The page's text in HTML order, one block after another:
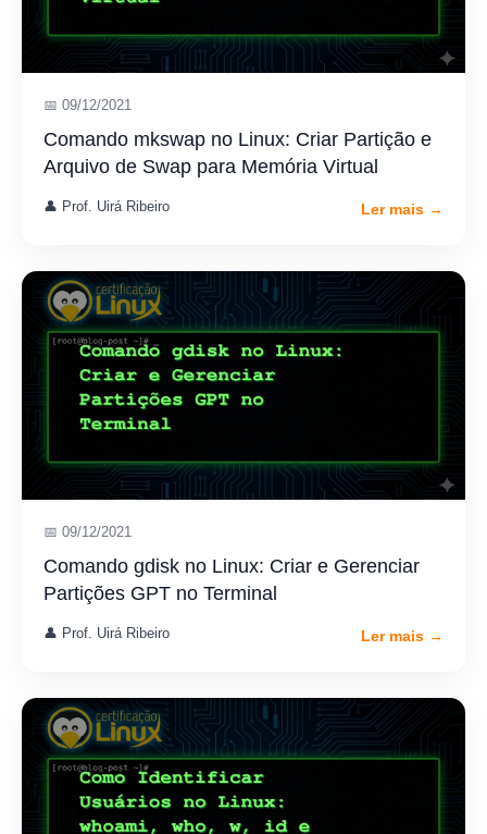
📅 09/12/2021
Comando mkswap no Linux: Criar Partição e
Arquivo de Swap para Memória Virtual
👤 Prof. Uirá Ribeiro Ler mais →
📅 09/12/2021
Comando gdisk no Linux: Criar e Gerenciar
Partições GPT no Terminal
👤 Prof. Uirá Ribeiro Ler mais →